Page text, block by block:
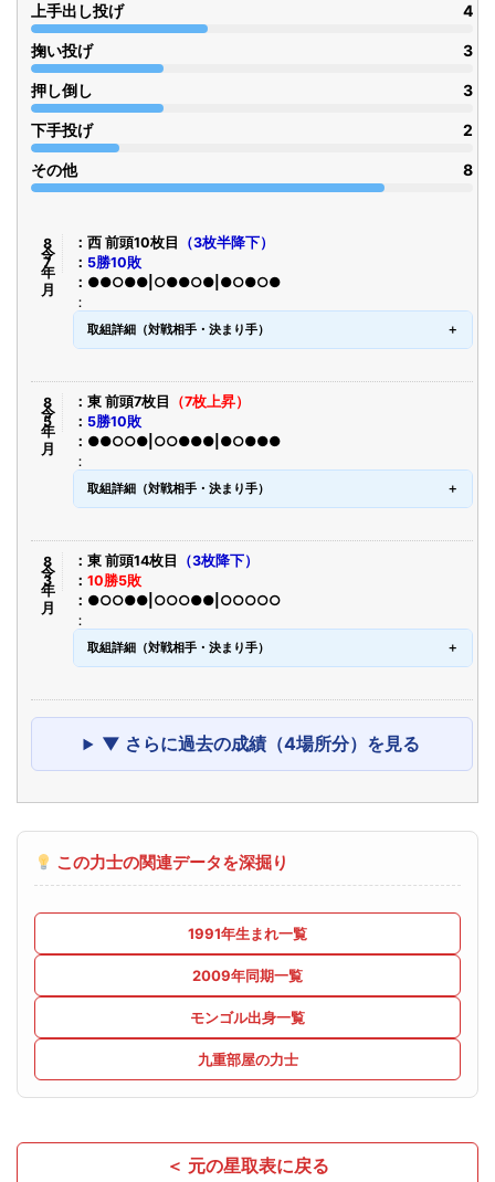
上手出し投げ 4
掬い投げ 3
押し倒し 3
下手投げ 2
その他 8
令8年7月 西 前頭10枚目
（3枚半降下）
5勝10敗
●●○●●|○●●○●|●○●○●
取組詳細（対戦相手・決まり手）
令8年5月 東 前頭7枚目
（7枚上昇）
5勝10敗
●●○○●|○○●●●|●○●●●
取組詳細（対戦相手・決まり手）
令8年3月 東 前頭14枚目
（3枚降下）
10勝5敗
●○○●●|○○○●●|○○○○○
取組詳細（対戦相手・決まり手）
▼ さらに過去の成績（4場所分）を見る
この力士の関連データを深掘り
1991年生まれ一覧
2009年同期一覧
モンゴル出身一覧
九重部屋の力士
＜ 元の星取表に戻る